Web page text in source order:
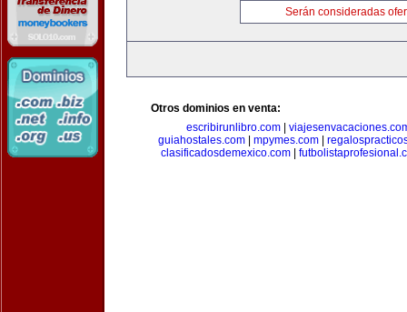
Serán consideradas
Otros dominios en venta:
escribirunlibro.com
guiahostales.com| mpymes.com|
clasificadosdemexico.com|